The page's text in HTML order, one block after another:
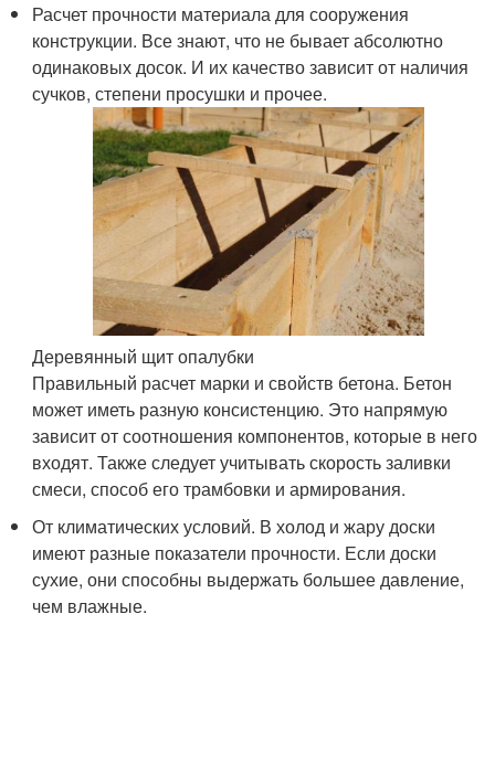
Расчет прочности материала для сооружения
конструкции. Все знают, что не бывает абсолютно
одинаковых досок. И их качество зависит от наличия
сучков, степени просушки и прочее.
Деревянный щит опалубки
Правильный расчет марки и свойств бетона. Бетон
может иметь разную консистенцию. Это напрямую
зависит от соотношения компонентов, которые в него
входят. Также следует учитывать скорость заливки
смеси, способ его трамбовки и армирования.
От климатических условий. В холод и жару доски
имеют разные показатели прочности. Если доски
сухие, они способны выдержать большее давление,
чем влажные.